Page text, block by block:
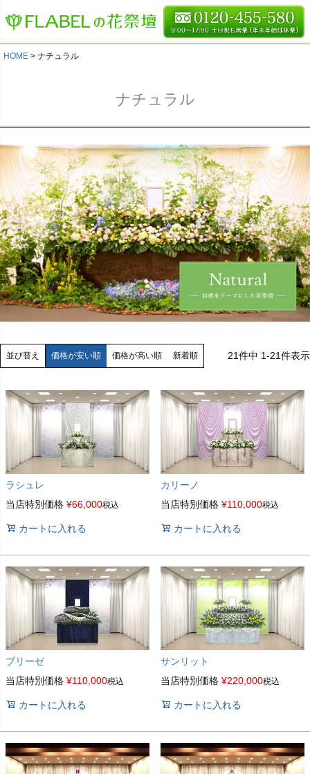
HOME ナチュラル
ナチュラル
並び替え 価格が安い順 価格が高い順 新着順 21件中 1-21件表示
ラシュレ
当店特別価格 ¥66,000税込
カートに入れる
カリーノ
当店特別価格 ¥110,000税込
カートに入れる
ブリーゼ
当店特別価格 ¥110,000税込
カートに入れる
サンリット
当店特別価格 ¥220,000税込
カートに入れる